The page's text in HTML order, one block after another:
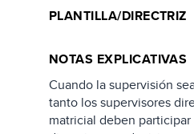
PLANTILLA/DIRECTRIZ
NOTAS EXPLICATIVAS
Cuando la supervisión
tanto los supervisores
matricial deben participar